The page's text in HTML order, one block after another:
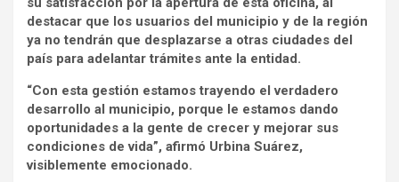
destacar que los usuarios del municipio y de la región
ya no tendrán que desplazarse a otras ciudades del
país para adelantar trámites ante la entidad.
“Con esta gestión estamos trayendo el verdadero
desarrollo al municipio, porque le estamos dando
oportunidades a la gente de crecer y mejorar sus
condiciones de vida”, afirmó Urbina Suárez,
visiblemente emocionado.